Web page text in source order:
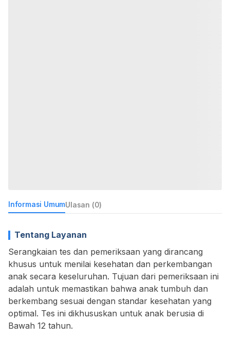
Informasi UmumUlasan (0)
Tentang Layanan
Serangkaian tes dan pemeriksaan yang dirancang
khusus untuk menilai kesehatan dan perkembangan
anak secara keseluruhan. Tujuan dari pemeriksaan ini
adalah untuk memastikan bahwa anak tumbuh dan
berkembang sesuai dengan standar kesehatan yang
optimal. Tes ini dikhususkan untuk anak berusia di
Bawah 12 tahun.